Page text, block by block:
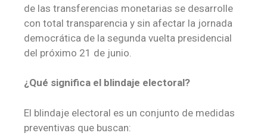
de las transferencias monetarias se desarrolle
con total transparencia y sin afectar la jornada
democrática de la segunda vuelta presidencial
del próximo 21 de junio.
¿Qué significa el blindaje electoral?
El blindaje electoral es un conjunto de medidas
preventivas que buscan: